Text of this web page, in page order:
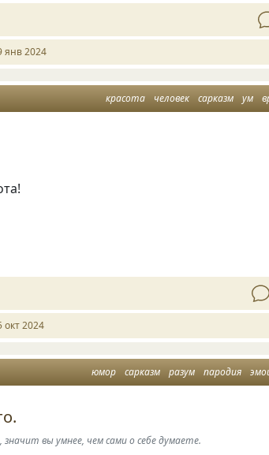
янв 2024
красота человек сарказм ум
окт 2024
юмор сарказм разум пародия
вы умнее, чем сами о себе думаете.